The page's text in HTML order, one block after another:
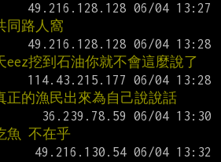
同路人窩
eez挖到石油你就不會這麼說了
正的漁民出來為自己說說話
魚 不在乎